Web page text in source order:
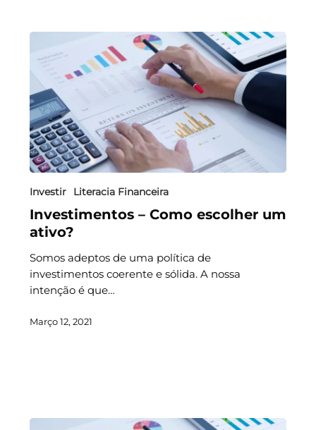
Investir Literacia Financeira
Investimentos – Como escolher um
ativo?
Somos adeptos de uma política de
investimentos coerente e sólida. A nossa
intenção é que…
Março 12, 2021